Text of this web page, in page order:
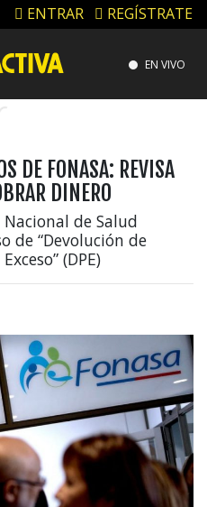
ENTRAR REGÍSTRATE
EN VIVO
DE FONASA: REVISA
DINERO
de Salud
de “Devolución de
(DPE)